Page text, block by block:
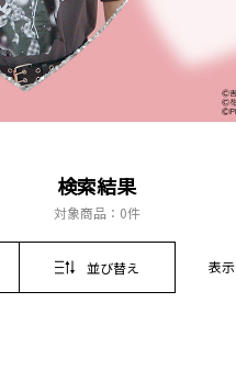
検索結果
対象商品： 0件
並び替え 表示